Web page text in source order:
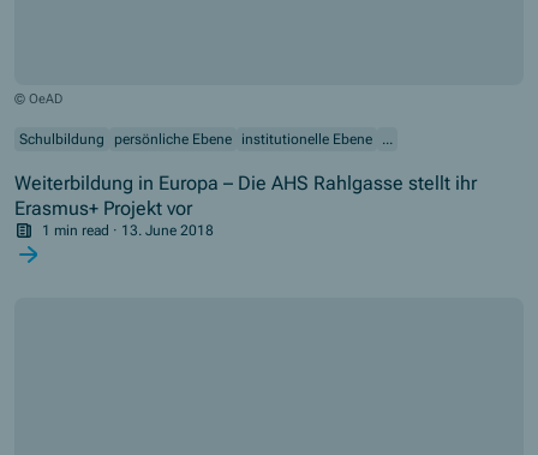
© OeAD
Schulbildung persönliche Ebene institutionelle Ebene ...
Weiterbildung in Europa – Die AHS Rahlgasse stellt ihr
Erasmus+ Projekt vor
1 min read · 13. June 2018